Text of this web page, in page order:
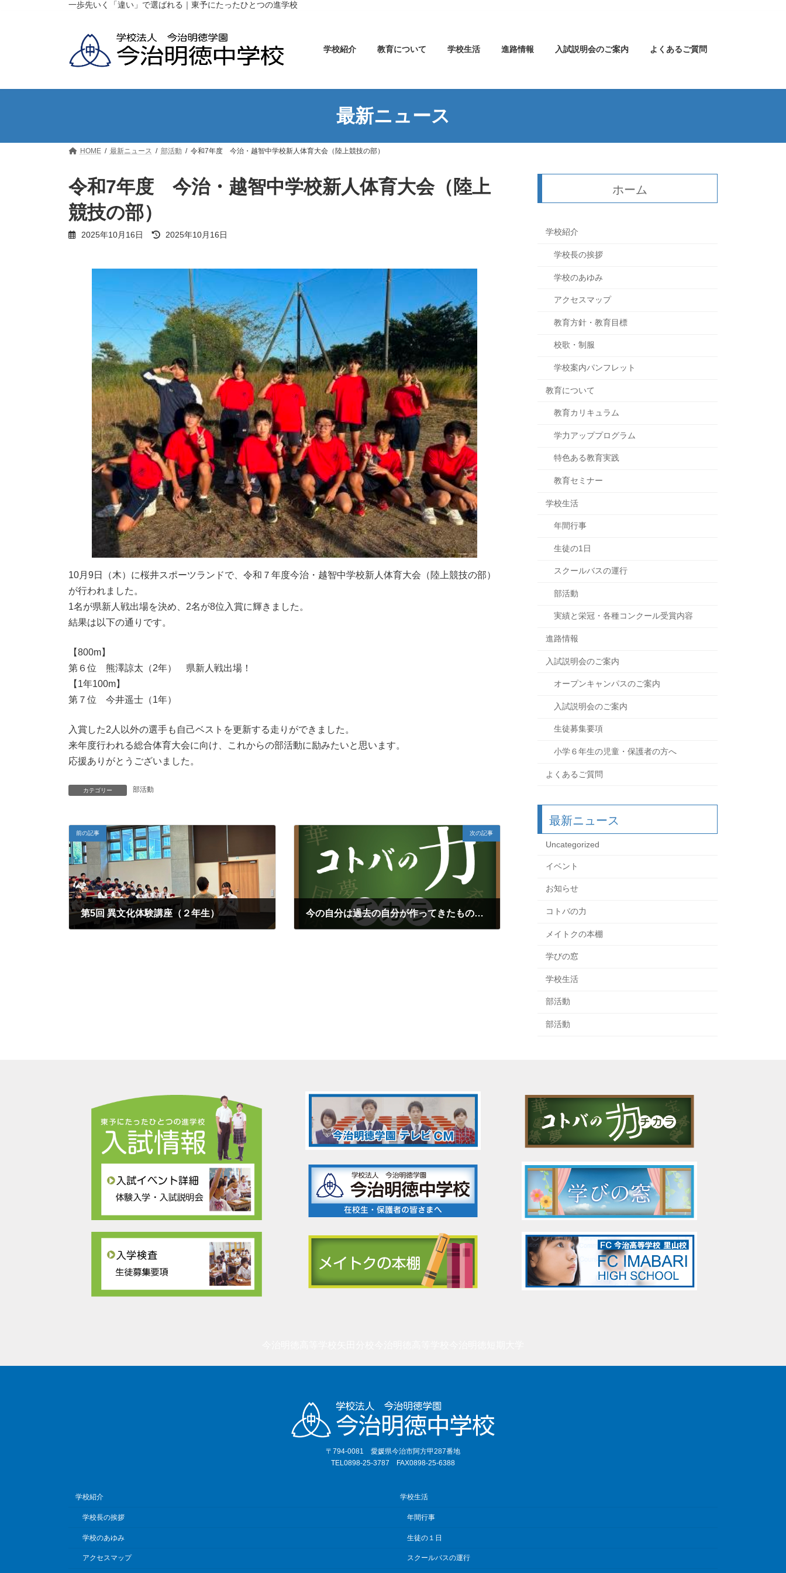
キ
に
一歩先いく「違い」で選ばれる｜東予にたったひとつの進学校
学校紹介 教育について 学校生活 進路情報 入試説明会のご案内 よくあるご質問
最新ニュース
HOME 最新ニュース 部活動 令和7年度 今治・越智中学校新人体育大会（陸上競技の部）
令和7年度 今治・越智中学校新人体育大会（陸上
競技の部）
2025年10月16日
最
2025年10月16日
10月9日（木）に桜井スポーツランドで、令和７年度今治・越智中学校新人体育大会（陸上競技の部）
が行われました。
1名が県新人戦出場を決め、2名が8位入賞に輝きました。
結果は以下の通りです。
【800m】
第６位 熊澤諒太（2年） 県新人戦出場！
【1年100m】
第７位 今井遥士（1年）
入賞した2人以外の選手も自己ベストを更新する走りができました。
来年度行われる総合体育大会に向け、これからの部活動に励みたいと思います。
応援ありがとうございました。
カテゴリー 部活動
前の記事
第5回 異文化体験講座（２年生）
次の記事
今の自分は過去の自分が作ってきたもの（「ありがとう先生」）再
ホーム
学校紹介
学校長の挨拶
学校のあゆみ
アクセスマップ
教育方針・教育目標
校歌・制服
学校案内パンフレット
教育について
教育カリキュラム
学力アッププログラム
特色ある教育実践
教育セミナー
学校生活
年間行事
生徒の1日
スクールバスの運行
部活動
実績と栄冠・各種コンクール受賞内容
進路情報
入試説明会のご案内
オープンキャンパスのご案内
入試説明会のご案内
生徒募集要項
小学６年生の児童・保護者の方へ
よくあるご質問
最新ニュース
Uncategorized
イベント
お知らせ
コトバの力
メイトクの本棚
学びの窓
学校生活
部活動
部活動
〒794-0081 愛媛県今治市阿方甲287番地
TEL0898-25-3787 FAX0898-25-6388
学校紹介
学校長の挨拶
学校のあゆみ
アクセスマップ
学校生活
年間行事
生徒の１日
スクールバスの運行